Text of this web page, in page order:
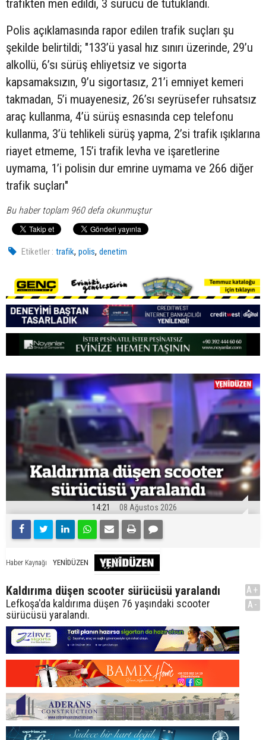
trafikten men edildi, 3 sürücü de tutuklandı.
Polis açıklamasında rapor edilen trafik suçları şu
şekilde belirtildi; "133’ü yasal hız sınırı üzerinde, 29’u
alkollü, 6’sı sürüş ehliyetsiz ve sigorta
kapsamaksızın, 9’u sigortasız, 21’i emniyet kemeri
takmadan, 5’i muayenesiz, 26’sı seyrüsefer ruhsatsız
araç kullanma, 4’ü sürüş esnasında cep telefonu
kullanma, 3’ü tehlikeli sürüş yapma, 2’si trafik ışıklarına
riayet etmeme, 15’i trafik levha ve işaretlerine
uymama, 1’i polisin dur emrine uymama ve 266 diğer
trafik suçları"
Bu haber toplam 960 defa okunmuştur
Etiketler : trafik,polis,denetim
14:21 08 Ağustos 2026
Haber Kaynağı YENİDÜZEN
Kaldırıma düşen scooter sürücüsü yaralandı
Lefkoşa'da kaldırıma düşen 76 yaşındaki scooter
sürücüsü yaralandı.
A+
A-